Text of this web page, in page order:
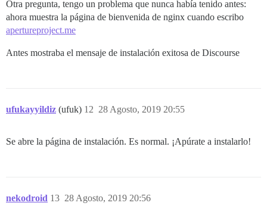
Otra pregunta, tengo un problema que nunca había tenido antes:
ahora muestra la página de bienvenida de nginx cuando escribo
apertureproject.me
Antes mostraba el mensaje de instalación exitosa de Discourse
ufukayyildiz (ufuk) 28 Agosto, 2019 20:55
12
Se abre la página de instalación. Es normal. ¡Apúrate a instalarlo!
nekodroid 28 Agosto, 2019 20:56
13